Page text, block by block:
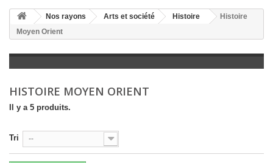
+
ARTS ET SOCIÉTÉ
+
LITTÉRATURE
LOISIRS, VIE PRATIQUE
SCOLAIRE ET DICTIONNAIRE
+
LIVRES ANCIENS AVANT 1945
Nos rayons Arts et société Histoire
Histoire
Moyen Orient
HISTOIRE MOYEN ORIENT
Il y a 5 produits.
Tri --